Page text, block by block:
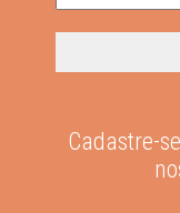
Cadastre-